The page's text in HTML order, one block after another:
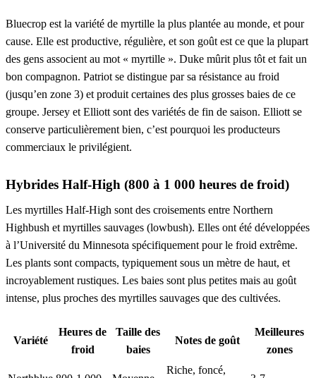
Bluecrop est la variété de myrtille la plus plantée au monde, et pour
cause. Elle est productive, régulière, et son goût est ce que la plupart
des gens associent au mot « myrtille ». Duke mûrit plus tôt et fait un
bon compagnon. Patriot se distingue par sa résistance au froid
(jusqu’en zone 3) et produit certaines des plus grosses baies de ce
groupe. Jersey et Elliott sont des variétés de fin de saison. Elliott se
conserve particulièrement bien, c’est pourquoi les producteurs
commerciaux le privilégient.
Hybrides Half-High (800 à 1 000 heures de froid)
Les myrtilles Half-High sont des croisements entre Northern
Highbush et myrtilles sauvages (lowbush). Elles ont été développées
à l’Université du Minnesota spécifiquement pour le froid extrême.
Les plants sont compacts, typiquement sous un mètre de haut, et
incroyablement rustiques. Les baies sont plus petites mais au goût
intense, plus proches des myrtilles sauvages que des cultivées.
Variété
Heures de
froid
Taille des
baies
Notes de goût
Meilleures
zones
Riche, foncé,